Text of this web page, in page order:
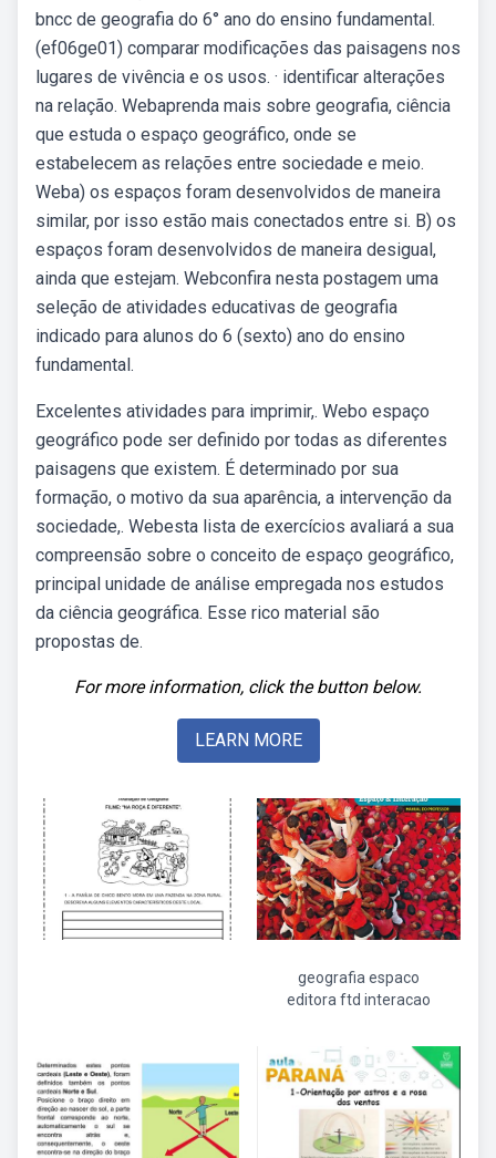
bncc de geografia do 6° ano do ensino fundamental.
(ef06ge01) comparar modificações das paisagens nos
lugares de vivência e os usos. · identificar alterações
na relação. Webaprenda mais sobre geografia, ciência
que estuda o espaço geográfico, onde se
estabelecem as relações entre sociedade e meio.
Weba) os espaços foram desenvolvidos de maneira
similar, por isso estão mais conectados entre si. B) os
espaços foram desenvolvidos de maneira desigual,
ainda que estejam. Webconfira nesta postagem uma
seleção de atividades educativas de geografia
indicado para alunos do 6 (sexto) ano do ensino
fundamental.
Excelentes atividades para imprimir,. Webo espaço
geográfico pode ser definido por todas as diferentes
paisagens que existem. É determinado por sua
formação, o motivo da sua aparência, a intervenção da
sociedade,. Webesta lista de exercícios avaliará a sua
compreensão sobre o conceito de espaço geográfico,
principal unidade de análise empregada nos estudos
da ciência geográfica. Esse rico material são
propostas de.
For more information, click the button below.
LEARN MORE
geografia espaco
editora ftd interacao